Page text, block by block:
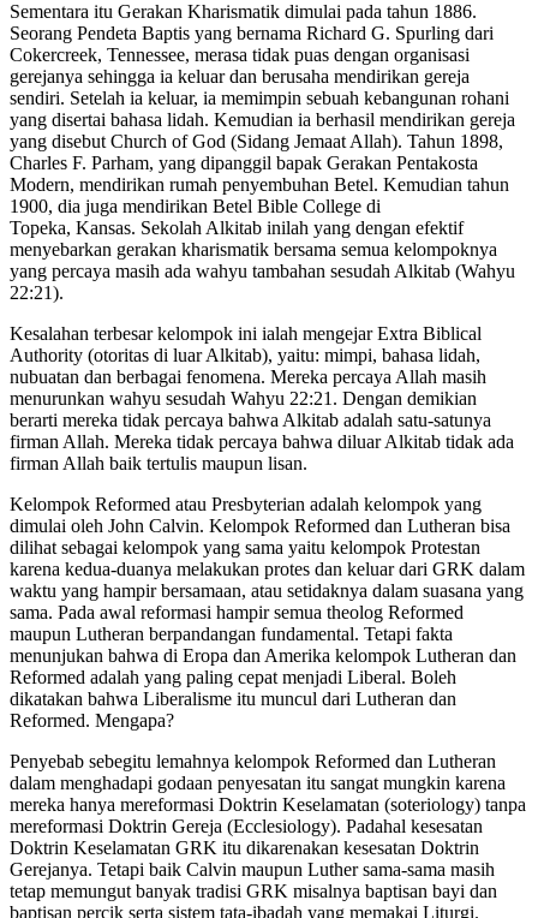
Sementara itu Gerakan Kharismatik dimulai pada tahun 1886.
Seorang Pendeta Baptis yang bernama Richard G. Spurling dari
Cokercreek, Tennessee, merasa tidak puas dengan organisasi
gerejanya sehingga ia keluar dan berusaha mendirikan gereja
sendiri. Setelah ia keluar, ia memimpin sebuah kebangunan rohani
yang disertai bahasa lidah. Kemudian ia berhasil mendirikan gereja
yang disebut Church of God (Sidang Jemaat Allah). Tahun 1898,
Charles F. Parham, yang dipanggil bapak Gerakan Pentakosta
Modern, mendirikan rumah penyembuhan Betel. Kemudian tahun
1900, dia juga mendirikan Betel Bible College di
Topeka, Kansas. Sekolah Alkitab inilah yang dengan efektif
menyebarkan gerakan kharismatik bersama semua kelompoknya
yang percaya masih ada wahyu tambahan sesudah Alkitab (Wahyu
22:21).
Kesalahan terbesar kelompok ini ialah mengejar Extra Biblical
Authority (otoritas di luar Alkitab), yaitu: mimpi, bahasa lidah,
nubuatan dan berbagai fenomena. Mereka percaya Allah masih
menurunkan wahyu sesudah Wahyu 22:21. Dengan demikian
berarti mereka tidak percaya bahwa Alkitab adalah satu-satunya
firman Allah. Mereka tidak percaya bahwa diluar Alkitab tidak ada
firman Allah baik tertulis maupun lisan.
Kelompok Reformed atau Presbyterian adalah kelompok yang
dimulai oleh John Calvin. Kelompok Reformed dan Lutheran bisa
dilihat sebagai kelompok yang sama yaitu kelompok Protestan
karena kedua-duanya melakukan protes dan keluar dari GRK dalam
waktu yang hampir bersamaan, atau setidaknya dalam suasana yang
sama. Pada awal reformasi hampir semua theolog Reformed
maupun Lutheran berpandangan fundamental. Tetapi fakta
menunjukan bahwa di Eropa dan Amerika kelompok Lutheran dan
Reformed adalah yang paling cepat menjadi Liberal. Boleh
dikatakan bahwa Liberalisme itu muncul dari Lutheran dan
Reformed. Mengapa?
Penyebab sebegitu lemahnya kelompok Reformed dan Lutheran
dalam menghadapi godaan penyesatan itu sangat mungkin karena
mereka hanya mereformasi Doktrin Keselamatan (soteriology) tanpa
mereformasi Doktrin Gereja (Ecclesiology). Padahal kesesatan
Doktrin Keselamatan GRK itu dikarenakan kesesatan Doktrin
Gerejanya. Tetapi baik Calvin maupun Luther sama-sama masih
tetap memungut banyak tradisi GRK misalnya baptisan bayi dan
baptisan percik serta sistem tata-ibadah yang memakai Liturgi.